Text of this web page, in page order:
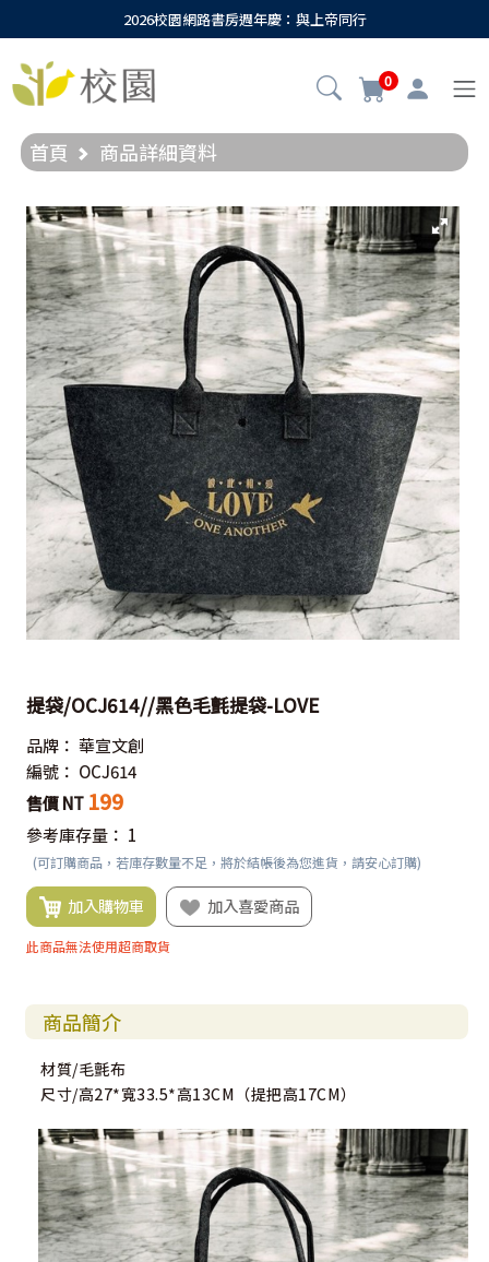
2026校園網路書房週年慶：與上帝同行
0
首頁 商品詳細資料
提袋/OCJ614//黑色毛氈提袋-LOVE
品牌： 華宣文創
編號： OCJ614
售價 NT 199
參考庫存量： 1
(可訂購商品，若庫存數量不足，將於結帳後為您進貨，請安心訂購)
加入購物車 加入喜愛商品
此商品無法使用超商取貨
商品簡介
材質/毛氈布
尺寸/高27*寬33.5*高13CM（提把高17CM）